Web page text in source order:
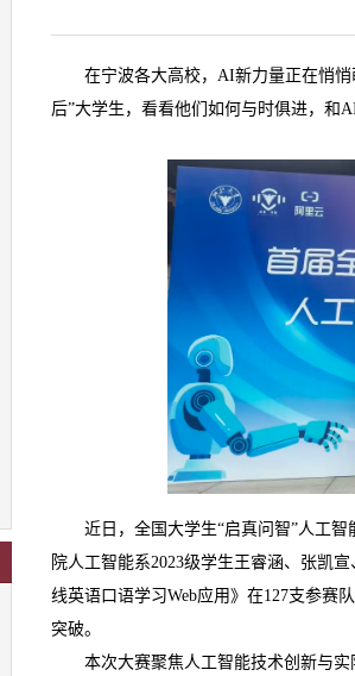
在宁波各大高校，AI新力量正在悄
后”大学生，看看他们如何与时俱进，和
近日，全国大学生“启真问智”人工
院人工智能系2023级学生王睿涵、张凯
线英语口语学习Web应用》在127支参赛
突破。
本次大赛聚焦人工智能技术创新与